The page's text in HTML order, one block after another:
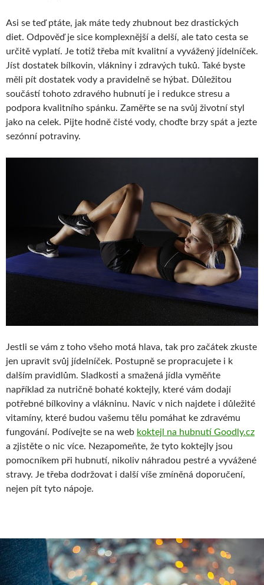
Asi se teď ptáte, jak máte tedy zhubnout bez drastických
diet. Odpověď je sice komplexnější a delší, ale tato cesta se
určitě vyplatí. Je totiž třeba mít kvalitní a vyvážený jídelníček.
Jíst dostatek bílkovin, vlákniny i zdravých tuků. Také byste
měli pít dostatek vody a pravidelně se hýbat. Důležitou
součástí tohoto zdravého hubnutí je i redukce stresu a
podpora kvalitního spánku. Zaměřte se na svůj životní styl
jako na celek. Pijte hodně čisté vody, choďte brzy spát a jezte
sezónní potraviny.
Jestli se vám z toho všeho motá hlava, tak pro začátek zkuste
jen upravit svůj jídelníček. Postupně se propracujete i k
dalším pravidlům. Sladkosti a smažená jídla vyměňte
například za nutričně bohaté koktejly, které vám dodají
potřebné bílkoviny a vlákninu. Navíc v nich najdete i důležité
vitamíny, které budou vašemu tělu pomáhat ke zdravému
fungování. Podívejte se na web koktejl na hubnutí Goodly.cz
a zjistěte o nic více. Nezapomeňte, že tyto koktejly jsou
pomocníkem při hubnutí, nikoliv náhradou pestré a vyvážené
stravy. Je třeba dodržovat i další víše zmíněná doporučení,
nejen pít tyto nápoje.